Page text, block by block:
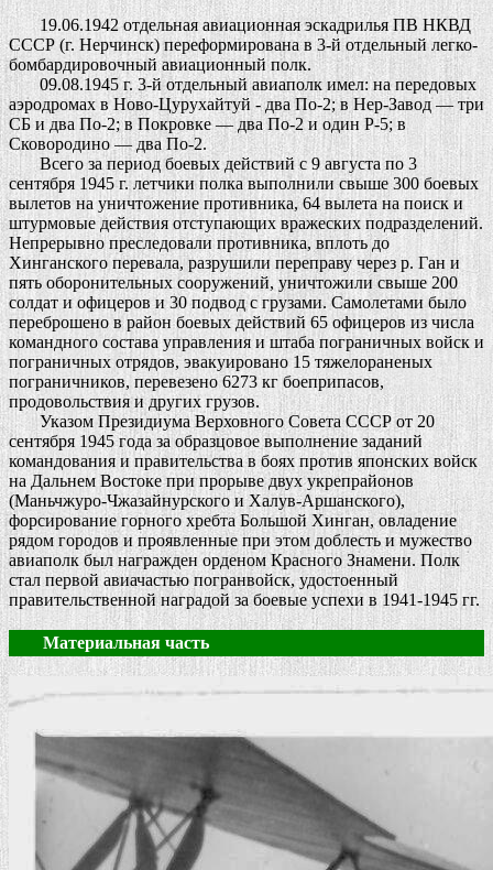
19.06.1942отдельная авиационная эскадрилья ПВ НКВД
СССР (г. Нерчинск) переформирована в 3-й отдельный легко-
бомбардировочный авиационный полк.
09.08.1945 г. 3-й отдельный авиаполк имел: на передовых
аэродромах в Ново-Цурухайтуй - два По-2; в Hep-Завод — три
СБ и два По-2; в Покровке — два По-2 и один Р-5; в
Сковородино — два По-2.
Всего за период боевых действий с 9 августа по 3
сентября 1945 г. летчики полка выполнили свыше 300 боевых
вылетов на уничтожение противника, 64 вылета на поиск и
штурмовые действия отступающих вражеских подразделений.
Непрерывно преследовали противника, вплоть до
Хинганского перевала, разрушили переправу через р. Ган и
пять оборонительных сооружений, уничтожили свыше 200
солдат и офицеров и 30 подвод с грузами. Самолетами было
переброшено в район боевых действий 65 офицеров из числа
командного состава управления и штаба пограничных войск и
пограничных отрядов, эвакуировано 15 тяжелораненых
пограничников, перевезено 6273 кг боеприпасов,
продовольствия и других грузов.
Указом Президиума Верховного Совета СССР от 20
сентября 1945 года за образцовое выполнение заданий
командования и правительства в боях против японских войск
на Дальнем Востоке при прорыве двух укрепрайонов
(Маньчжуро-Чжазайнурского и Халув-Аршанского),
форсирование горного хребта Большой Хинган, овладение
рядом городов и проявленные при этом доблесть и мужество
авиаполк был награжден орденом Красного Знамени. Полк
стал первой авиачастью погранвойск, удостоенный
правительственной наградой за боевые успехи в1941-1945 гг.
Материальная часть